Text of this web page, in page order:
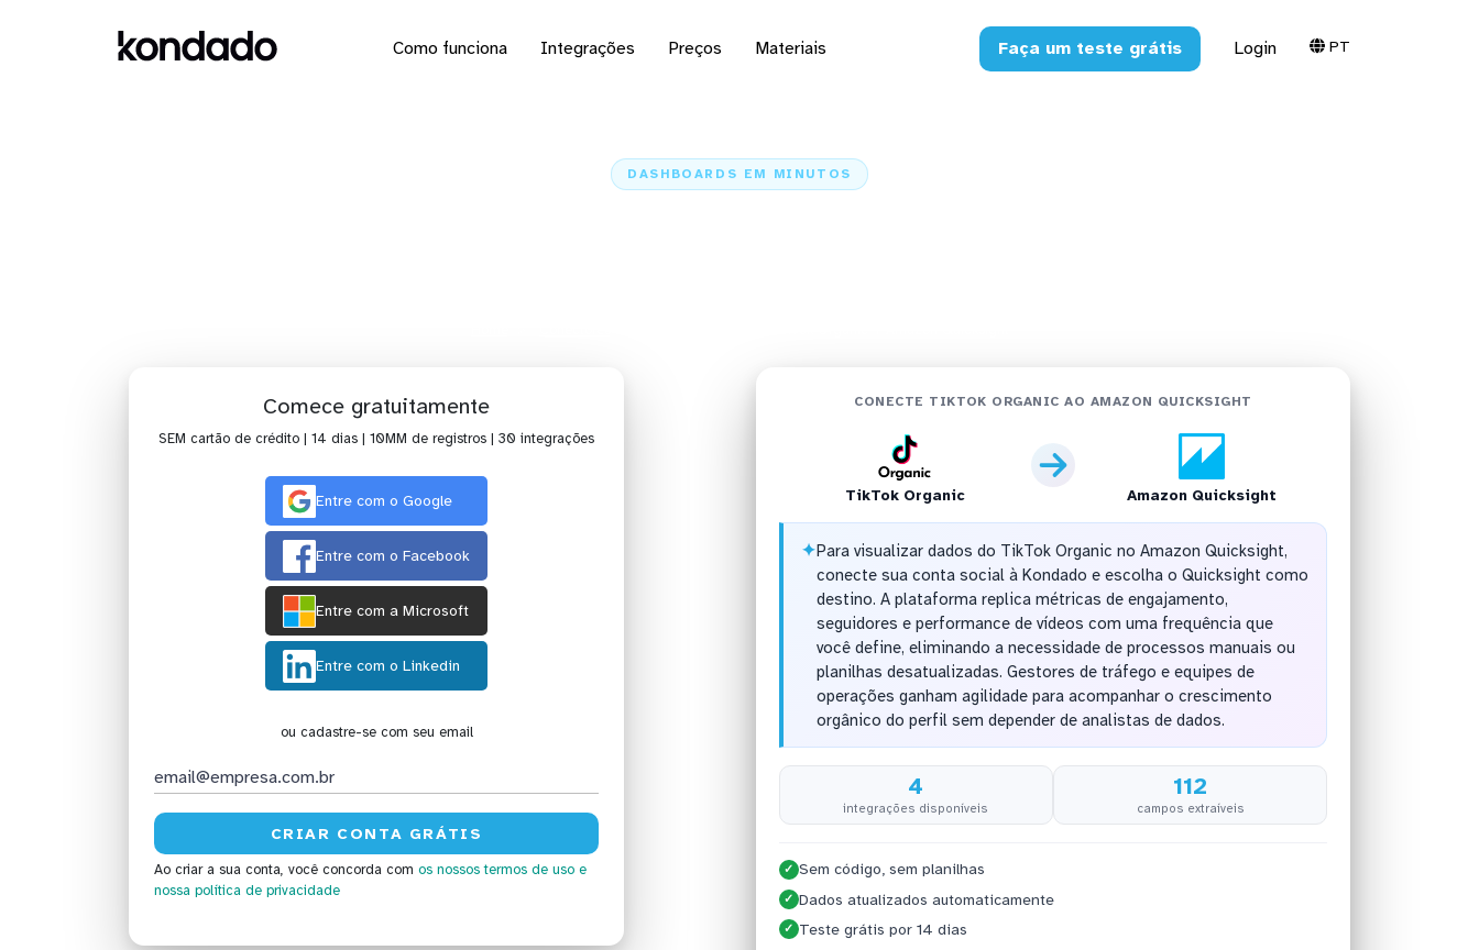
Como funciona Integrações Preços Materiais Faça um teste grátis Login PT
DASHBOARDS EM MINUTOS
Comece gratuitamente
SEM cartão de crédito | 14 dias | 10MM de registros | 30 integrações
Entre com o Google
Entre com o Facebook
Entre com a Microsoft
Entre com o Linkedin
ou cadastre-se com seu email
Ao criar a sua conta, você concorda com os nossos termos de uso e
nossa política de privacidade
CONECTE TIKTOK ORGANIC AO AMAZON QUICKSIGHT
TikTok Organic Amazon Quicksight
✦Para visualizar dados do TikTok Organic no Amazon Quicksight,
conecte sua conta social à Kondado e escolha o Quicksight como
destino. A plataforma replica métricas de engajamento,
seguidores e performance de vídeos com uma frequência que
você define, eliminando a necessidade de processos manuais ou
planilhas desatualizadas. Gestores de tráfego e equipes de
operações ganham agilidade para acompanhar o crescimento
orgânico do perfil sem depender de analistas de dados.
4
integrações disponíveis
112
campos extraíveis
✓ Sem código, sem planilhas
✓ Dados atualizados automaticamente
✓ Teste grátis por 14 dias